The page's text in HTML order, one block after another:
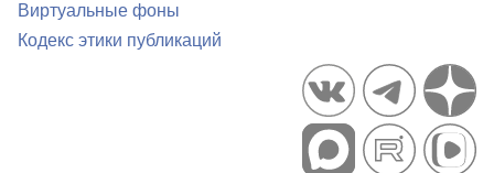
Виртуальные фоны
Кодекс этики публикаций